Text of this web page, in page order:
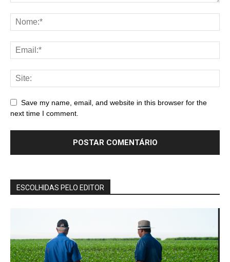
Save my name, email, and website in this browser for the
next time I comment.
ESCOLHIDAS PELO EDITOR